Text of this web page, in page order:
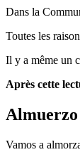
Dans la
Toutes les
Il y a même un
Après cette
Almuerzo
Vamos a